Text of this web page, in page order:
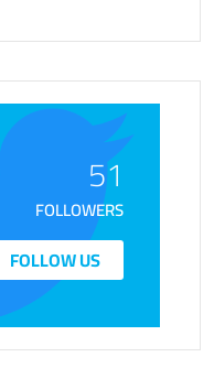
51
FOLLOWERS
FOLLOW US